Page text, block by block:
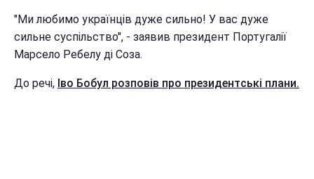
"Ми любимо українців дуже сильно! У вас дуже
сильне суспільство", - заявив президент Португалії
Марсело Ребелу ді Соза.
До речі, Іво Бобул розповів про президентські плани.